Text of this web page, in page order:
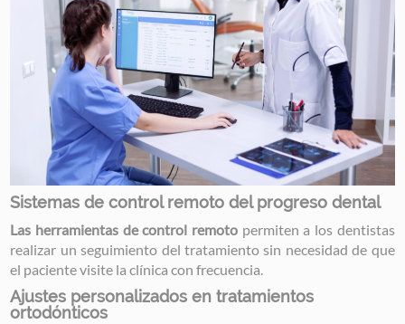
Sistemas de control remoto del progreso dental
Las herramientas de control remoto permiten a los dentistas
realizar un seguimiento del tratamiento sin necesidad de que
el paciente visite la clínica con frecuencia.
Ajustes personalizados en tratamientos
ortodónticos